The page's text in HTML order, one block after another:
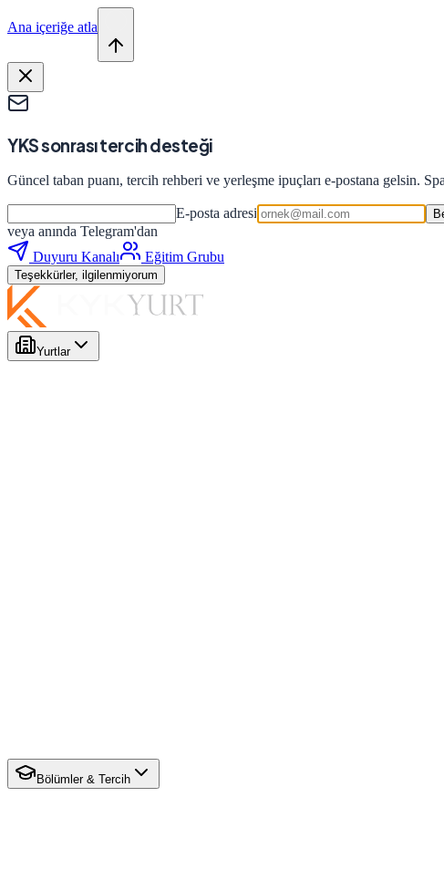
Ana içeriğe atla
YKS sonrası tercih desteği
Güncel taban puanı, tercih rehberi ve yerleşme ipuçları e-postana gelsin.
E-posta adresi
veya anında Telegram'dan
Duyuru Kanalı
Eğitim Grubu
Teşekkürler, ilgilenmiyorum
Yurtlar
Bölümler & Tercih